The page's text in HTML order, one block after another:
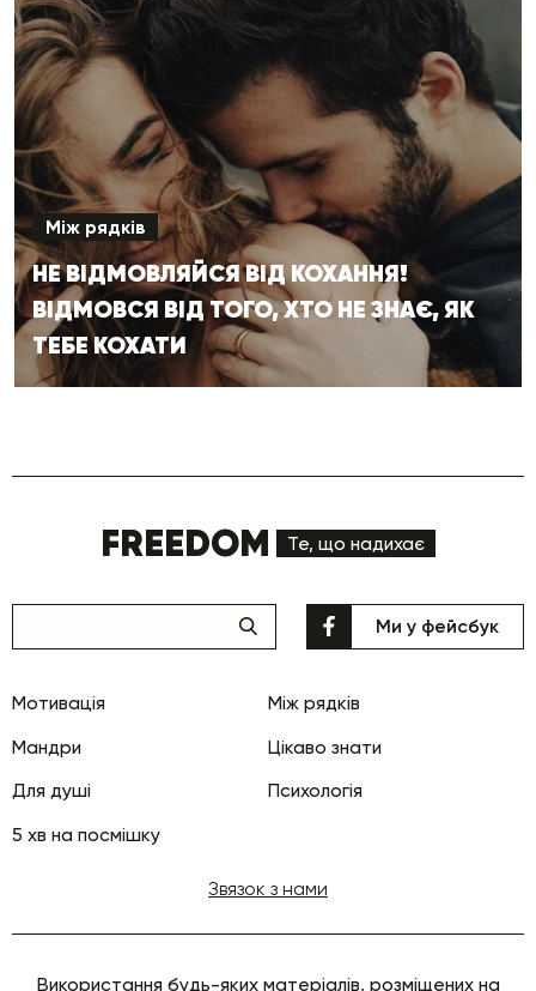
Між рядків
НЕ ВІДМОВЛЯЙСЯ ВІД КОХАННЯ!
ВІДМОВСЯ ВІД ТОГО, ХТО НЕ ЗНАЄ, ЯК
ТЕБЕ КОХАТИ
FREEDOM Те, що надихає
Мотивація
Між рядків
Мандри
Цікаво знати
Для душі
Психологія
5 хв на посмішку
Ми у фейсбук
Звязок з нами
Використання будь-яких матеріалів, розміщених на